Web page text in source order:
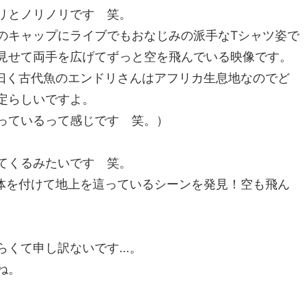
とノリノリです 笑。
キャップにライブでもおなじみの派手なTシャツ姿で
て両手を広げてずっと空を飛んでいる映像です。
古代魚のエンドリさんはアフリカ生息地なのでど
しいですよ。
ているって感じです 笑。）
くるみたいです 笑。
付けて地上を這っているシーンを発見！空も飛ん
て申し訳ないです...。